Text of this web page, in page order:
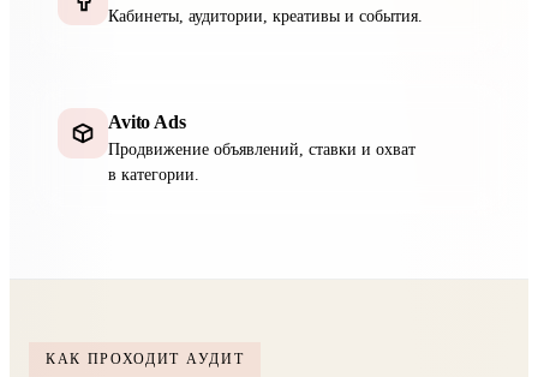
Кабинеты, аудитории, креативы и события.
Avito Ads
Продвижение объявлений, ставки и охват
в категории.
КАК ПРОХОДИТ АУДИТ